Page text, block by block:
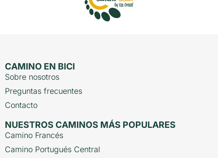
CAMINO EN BICI
Sobre nosotros
Preguntas frecuentes
Contacto
NUESTROS CAMINOS MÁS POPULARES
Camino Francés
Camino Portugués Central